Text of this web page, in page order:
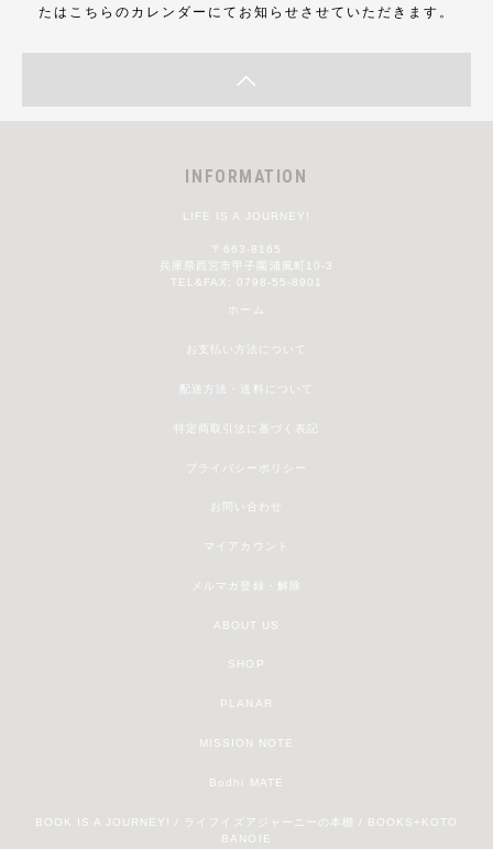
たはこちらのカレンダーにてお知らせさせていただきます。
INFORMATION
LIFE IS A JOURNEY!
〒663-8165
兵庫県西宮市甲子園浦風町10-3
TEL&FAX: 0798-55-8901
ホーム
お支払い方法について
配送方法・送料について
特定商取引法に基づく表記
プライバシーポリシー
お問い合わせ
マイアカウント
メルマガ登録・解除
ABOUT US
SHOP
PLANAR
MISSION NOTE
Bodhi MATE
BOOK IS A JOURNEY! / ライフイズアジャーニーの本棚 / BOOKS+KOTO
BANOIE